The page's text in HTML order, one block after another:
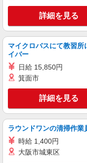
手当
経験・
業はあ
として
間】 3
種手
手当（
象外
大
（大阪
キープ
アルバイト パート
三井不動産ファシリティ
オフ
時
キープ
詳細を見る
マイクロバスにて教習所
イバー
日給 15,850円
箕面市
詳細を見る
ラウンドワンの清掃作業
時給 1,400円
大阪市城東区